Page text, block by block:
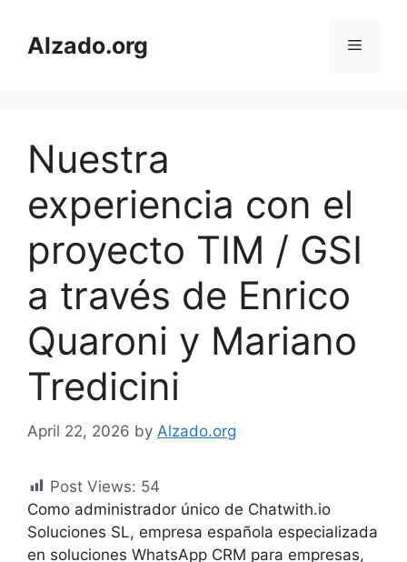
contentAlzado.org Menu
Nuestra
experiencia con el
proyecto TIM / GSI
a través de Enrico
Quaroni y Mariano
Tredicini
April 22, 2026 by Alzado.org
Post Views: 54
Como administrador único de Chatwith.io
Soluciones SL, empresa española especializada
en soluciones WhatsApp CRM para empresas,